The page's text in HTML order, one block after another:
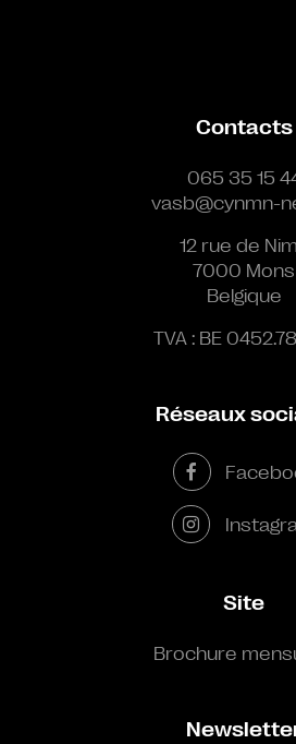
Contacts
065 35 15
vasb@cynmn-
12 rue de
7000 Mons
Belgique
TVA : BE
Réseaux
Site
Brochure